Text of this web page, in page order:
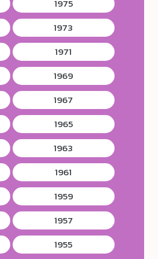
1975
1973
1971
1969
1967
1965
1963
1961
1959
1957
1955